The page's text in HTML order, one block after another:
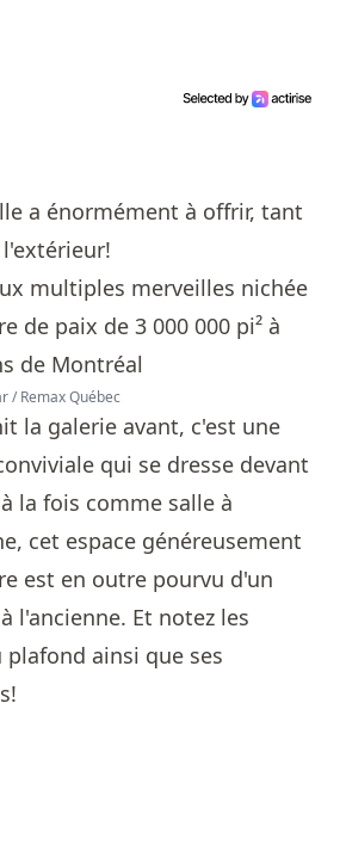
a énormément à offrir, tant
/ Remax Québec
la galerie avant, c'est une
qui se dresse devant
la fois comme salle à
cet espace généreusement
est en outre pourvu d'un
l'ancienne. Et notez les
ainsi que ses